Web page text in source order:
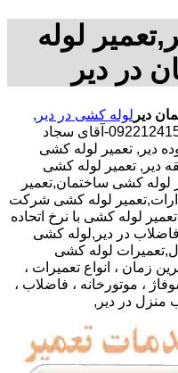
لوله
در دیر
دیر لوله کشی در دیر ,
,09221241597-آقای سجاد
دیر, تعمیر لوله کشی
دیر, تعمیر لوله کشی
کشی ساختمان,تعمیر
لوله کشی شرکت
لوله کشی با نرخ اتحاده
در دیر,لوله کشی
لوله کشی
زمان ، انواع تعمیرات ،
، موتورخانه ، فاضلاب ،
منزل در دیر,